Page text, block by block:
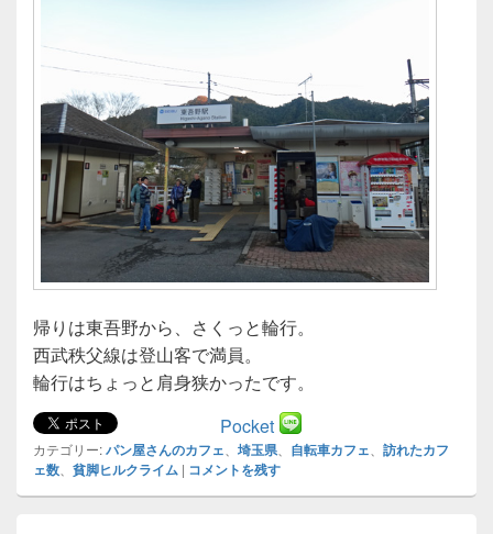
帰りは東吾野から、さくっと輪行。
西武秩父線は登山客で満員。
輪行はちょっと肩身狭かったです。
Pocket
カテゴリー:パン屋さんのカフェ 埼玉県 自転車カフェ
訪れたカフ
ェ数
貧脚ヒルクライム | コメントを残す